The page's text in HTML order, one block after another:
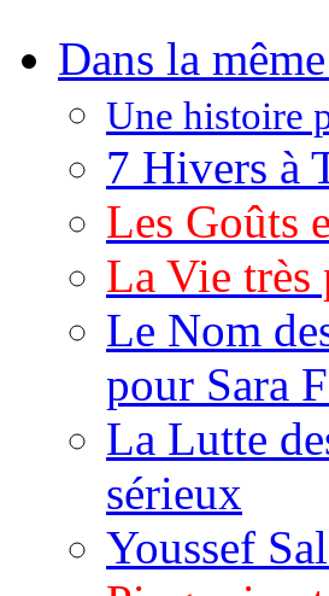
Dans la
Une histoire
7 Hivers à
Les Goûts
La Vie très
Le Nom
pour Sara
La Lutte
sérieux
Youssef